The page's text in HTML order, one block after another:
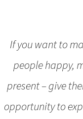
If you want to
people happy,
present – give
opportunityto